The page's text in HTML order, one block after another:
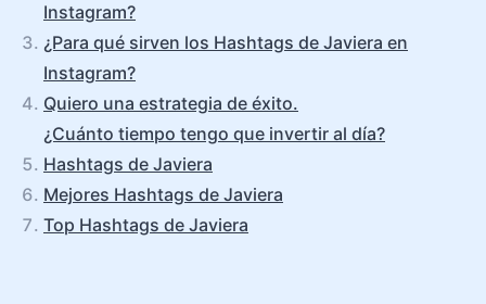
Instagram?
¿Para qué sirven los Hashtags de Javiera en
Instagram?
Quiero una estrategia de éxito.
¿Cuánto tiempo tengo que invertir al día?
Hashtags de Javiera
Mejores Hashtags de Javiera
Top Hashtags de Javiera